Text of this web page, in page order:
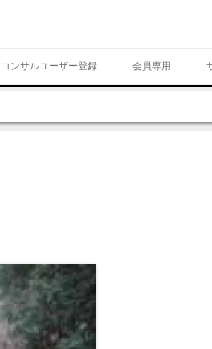
コンサルユーザー登録 会員専用